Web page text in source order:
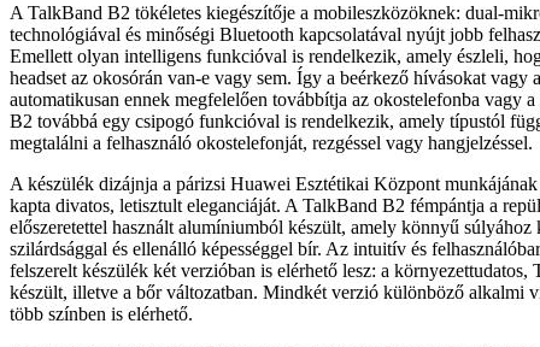
A TalkBand B2 tökéletes kiegészítője a mobileszközöknek: dual-
technológiával és minőségi Bluetooth kapcsolatával nyújt jobb
Emellett olyan intelligens funkcióval is rendelkezik, amely észleli,
headset az okosórán van-e vagy sem. Így a beérkező hívásokat vagy
automatikusan ennek megfelelően továbbítja az okostelefonba vagy
B2 továbbá egy csipogó funkcióval is rendelkezik, amely típustól
megtalálni a felhasználó okostelefonját, rezgéssel vagy hangjelzéssel.
A készülék dizájnja a párizsi Huawei Esztétikai Központ
kapta divatos, letisztult eleganciáját. A TalkBand B2 fémpántja a
előszeretettel használt alumíniumból készült, amely könnyű súlyához
szilárdsággal és ellenálló képességgel bír. Az intuitív és
felszerelt készülék két verzióban is elérhető lesz: a környezettudatos,
készült, illetve a bőr változatban. Mindkét verzió különböző alkalmi
több színben is elérhető.